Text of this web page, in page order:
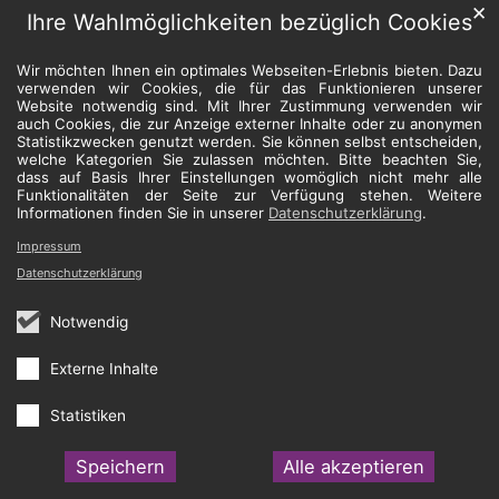
Ihre Wahlmöglichkeiten bezüglich Cookies
Wir möchten Ihnen ein optimales Webseiten-Erlebnis bieten. Dazu
verwenden wir Cookies, die für das Funktionieren unserer
Website notwendig sind. Mit Ihrer Zustimmung verwenden wir
auch Cookies, die zur Anzeige externer Inhalte oder zu anonymen
Statistikzwecken genutzt werden. Sie können selbst entscheiden,
welche Kategorien Sie zulassen möchten. Bitte beachten Sie,
dass auf Basis Ihrer Einstellungen womöglich nicht mehr alle
Funktionalitäten der Seite zur Verfügung stehen. Weitere
Informationen finden Sie in unserer Datenschutzerklärung.
Notwendig
Externe Inhalte
Statistiken
Speichern Alle akzeptieren
✕
Impressum
Datenschutzerklärung